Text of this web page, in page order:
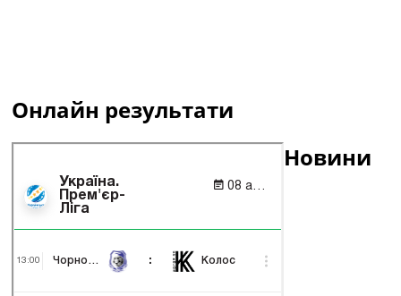
Онлайн результати
Новини